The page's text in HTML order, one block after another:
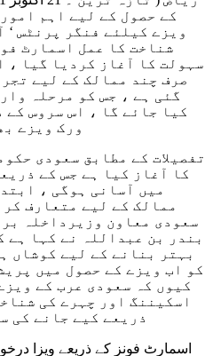
کے حصول کے لیے اہم
ویزے کیلئے فنگر پرنٹس
شناخت کا عمل اسمارٹ
سہولت کا آغاز کردیا گیا ،
صرف چند ممالک کے لیے
گئی ہے ، جس کو مرحلہ
کیا جائے گا ، اس سروس کے
ورک ویزے
تفصیلات کے مطابق سعودی
کا آغاز کیا ہے جس کے
میں آسانی ہوگی ،
ممالک کے لیے متعارف
سعودی معاون وزیرداخلہ
بندر بن عبداللہ نے کہا ہے
بہتر بنانے کے لیے کوشاں
کو اب ویزے کے حصول میں
کیوں کہ سعودی عرب کے
اسکیننگ اور چہرے کی
ذریعے کیے جانے کی
اسمارٹ فونز کے ذریعے ویزا